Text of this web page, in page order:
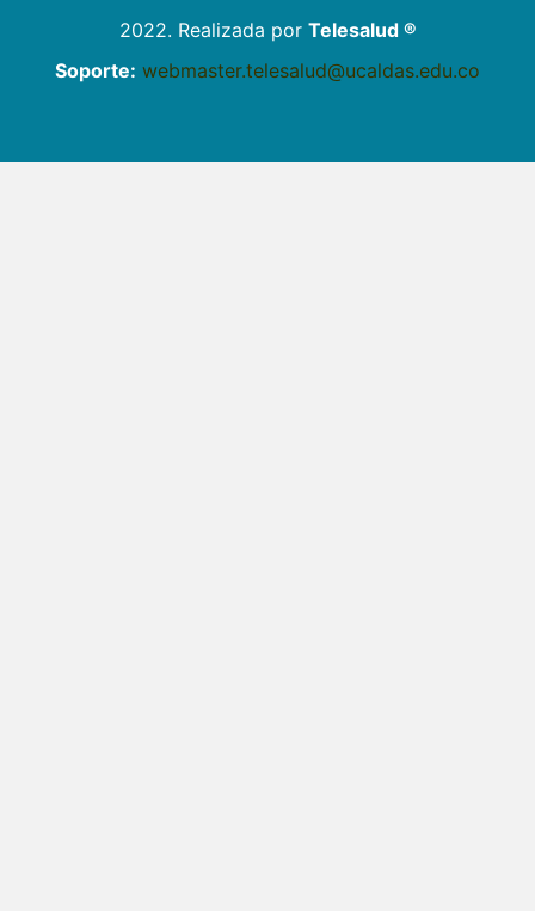
2022. Realizada por Telesalud ®
Soporte: webmaster.telesalud@ucaldas.edu.co